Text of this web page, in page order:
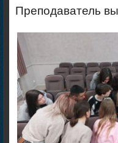
Преподаватель